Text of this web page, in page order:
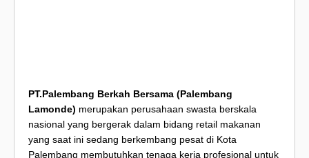
PT.Palembang Berkah Bersama (Palembang
Lamonde) merupakan perusahaan swasta berskala
nasional yang bergerak dalam bidang retail makanan
yang saat ini sedang berkembang pesat di Kota
Palembang membutuhkan tenaga kerja profesional untuk